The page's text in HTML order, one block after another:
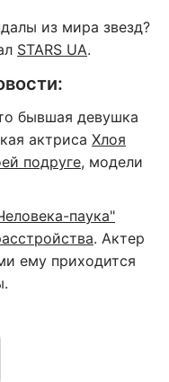
из мира звезд?
STARS UA.
бывшая девушка
актриса Хлоя
подруге, модели
паука"
. Актер
ему приходится